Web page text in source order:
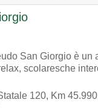
San Giorgio è un
scolaresche
120, Km 45.990